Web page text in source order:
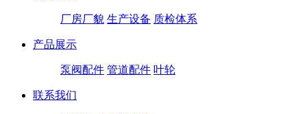
厂房厂貌 生产设备 质检体系
产品展示
泵阀配件 管道配件 叶轮
联系我们